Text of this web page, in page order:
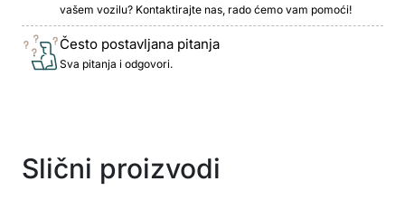
vašem vozilu? Kontaktirajte nas, rado ćemo vam pomoći!
Često postavljana pitanja
Sva pitanja i odgovori.
Slični proizvodi